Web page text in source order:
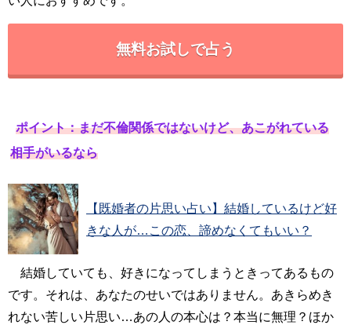
無料お試しで占う
ポイント：まだ不倫関係ではないけど、あこがれている
相手がいるなら
【既婚者の片思い占い】結婚しているけど好
きな人が…この恋、諦めなくてもいい？
結婚していても、好きになってしまうときってあるもの
です。それは、あなたのせいではありません。あきらめき
れない苦しい片思い…あの人の本心は？本当に無理？ほか